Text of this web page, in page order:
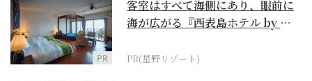
PR
客室はすべて海側にあり、眼前に
海が広がる『西表島ホテル by 星
PR(星野リゾート)